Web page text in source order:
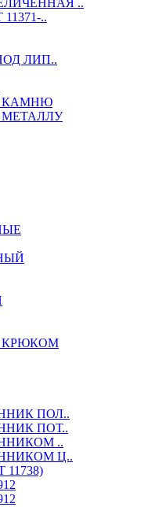
..
..
ЛИП..
КАМНЮ
МЕТАЛЛУ
КРЮКОМ
ПОЛ..
ПОТ..
..
Ц..
11738)